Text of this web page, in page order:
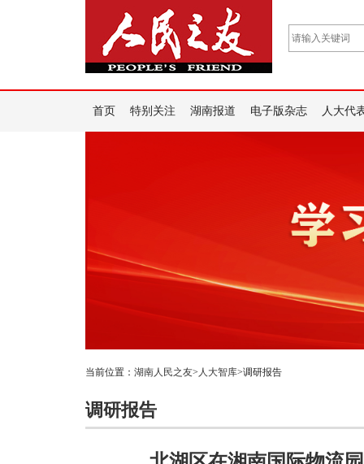
首页 特别关注 湖南报道 电子版杂志 人大代
当前位置： 湖南人民之友> 人大智库>调研报告
调研报告